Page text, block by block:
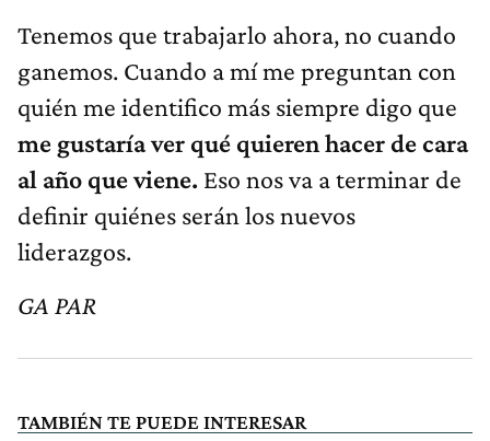
Tenemos que trabajarlo ahora, no cuando
ganemos. Cuando a mí me preguntan con
quién me identifico más siempre digo que
me gustaría ver qué quieren hacer de cara
al año que viene. Eso nos va a terminar de
definir quiénes serán los nuevos
liderazgos.
GA PAR
TAMBIÉN TE PUEDE INTERESAR